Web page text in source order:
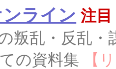
ライン 注目
叛乱・反乱
の資料集
【